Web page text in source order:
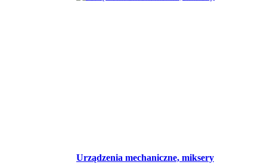
Urządzenia mechaniczne, miksery